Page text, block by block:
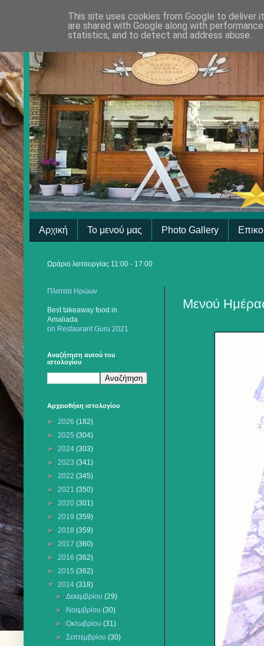
Αρχική Το μενού μας Photo Gallery
Ωράριο λειτουργίας 11:00 - 17:00
Μενού
Πλατεία Ηρώων
Best takeaway food in
Amaliada
on Restaurant Guru 2021
Αναζήτηση αυτού του
ιστολογίου
Αρχειοθήκη ιστολογίου
► 2026 (182)
► 2025 (304)
► 2024 (303)
► 2023 (341)
► 2022 (345)
► 2021 (350)
► 2020 (301)
► 2019 (359)
► 2018 (359)
► 2017 (360)
► 2016 (362)
► 2015 (362)
▼ 2014 (318)
►Δεκεμβρίου(29)
►
Νοεμβρίου(30)
►Οκτωβρίου(31)
►Σεπτεμβρίου(30)
This site uses cookies from Google to deliver
are shared with Google along with
statistics, and to detect and address abuse.